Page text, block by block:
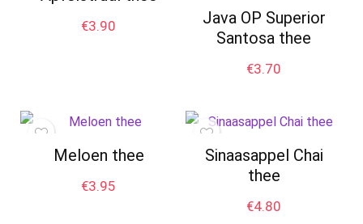
€3.90
Java OP Superior
Santosa thee
€3.70
Meloen thee
€3.95
Sinaasappel Chai
thee
€4.80